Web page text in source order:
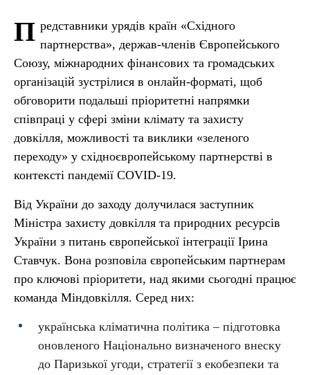
П редставники урядів країн «Східного
партнерства», держав-членів Європейського
Союзу, міжнародних фінансових та громадських
організацій зустрілися в онлайн-форматі, щоб
обговорити подальші пріоритетні напрямки
співпраці у сфері зміни клімату та захисту
довкілля, можливості та виклики «зеленого
переходу» у східноєвропейському партнерстві в
контексті пандемії COVID-19.
Від України до заходу долучилася заступник
Міністра захисту довкілля та природних ресурсів
України з питань європейської інтеграції Ірина
Ставчук. Вона розповіла європейським партнерам
про ключові пріоритети, над якими сьогодні працює
команда Міндовкілля. Серед них:
українська кліматична політика – підготовка
оновленого Національно визначеного внеску
до Паризької угоди, стратегії з екобезпеки та